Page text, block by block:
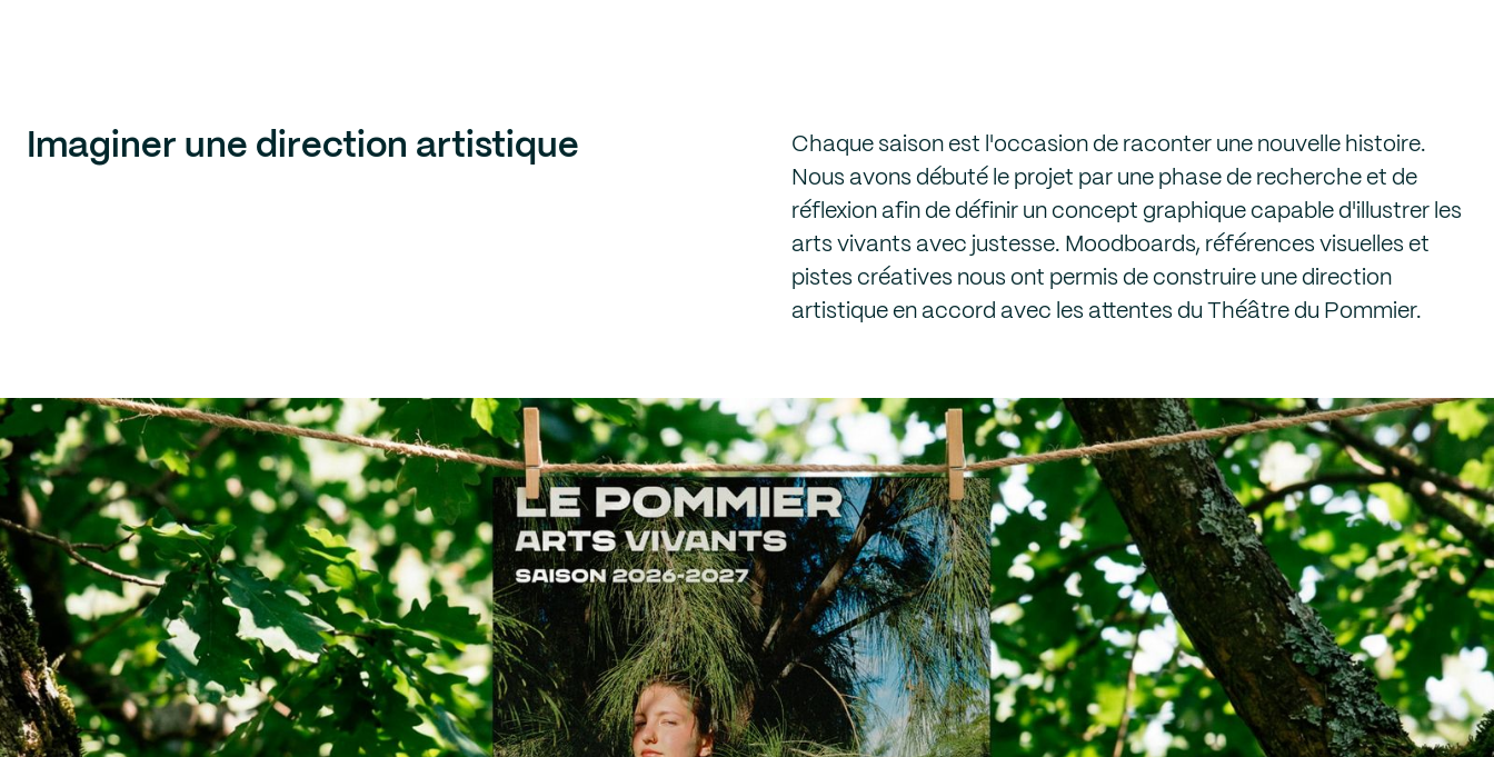
Imaginer une direction artistique
Chaque saison est l'occasion de raconter une nouvelle histoire.
Nous avons débuté le projet par une phase de recherche et de
réflexion afin de définir un concept graphique capable d'illustrer les
arts vivants avec justesse. Moodboards, références visuelles et
pistes créatives nous ont permis de construire une direction
artistique en accord avec les attentes du Théâtre du Pommier.